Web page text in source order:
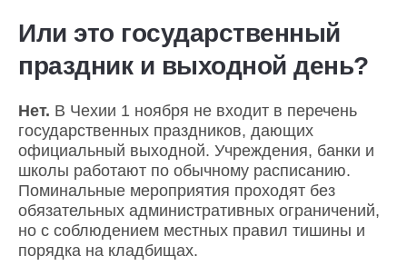
Или это государственный
праздник и выходной день?
Нет. В Чехии 1 ноября не входит в перечень
государственных праздников, дающих
официальный выходной. Учреждения, банки и
школы работают по обычному расписанию.
Поминальные мероприятия проходят без
обязательных административных ограничений,
но с соблюдением местных правил тишины и
порядка на кладбищах.